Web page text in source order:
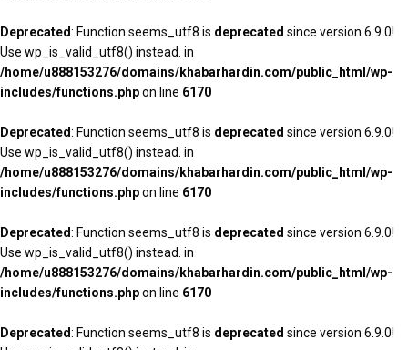
Deprecated: Function seems_utf8 is deprecated since version 6.9.0!
Use wp_is_valid_utf8() instead. in
/home/u888153276/domains/khabarhardin.com/public_html/wp-
includes/functions.phpon line 6170
Deprecated: Function seems_utf8 is deprecated since version 6.9.0!
Use wp_is_valid_utf8() instead. in
/home/u888153276/domains/khabarhardin.com/public_html/wp-
includes/functions.phpon line 6170
Deprecated: Function seems_utf8 is deprecated since version 6.9.0!
Use wp_is_valid_utf8() instead. in
/home/u888153276/domains/khabarhardin.com/public_html/wp-
includes/functions.phpon line 6170
Deprecated: Function seems_utf8 is deprecated since version 6.9.0!